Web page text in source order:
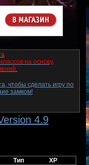
на основу,
чтобы сделать игру по
замком!
4.9
Тип
XP